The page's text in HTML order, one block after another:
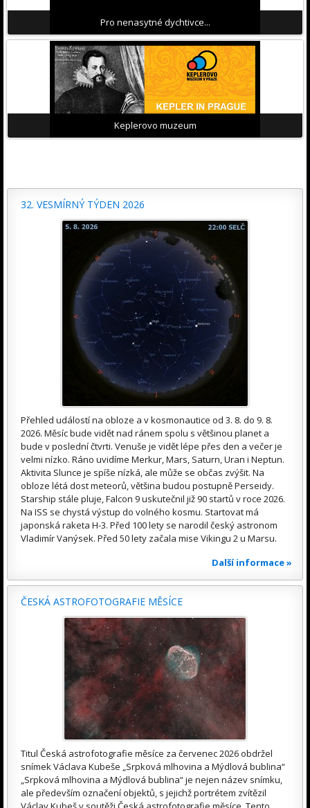
Pro nenasytné dychtivce...
Keplerovo muzeum
32. VESMÍRNÝ TÝDEN 2026
Přehled událostí na obloze a v kosmonautice od 3. 8. do 9. 8.
2026. Měsíc bude vidět nad ránem spolu s většinou planet a
bude v poslední čtvrti. Venuše je vidět lépe přes den a večer je
velmi nízko. Ráno uvidíme Merkur, Mars, Saturn, Uran i Neptun.
Aktivita Slunce je spíše nízká, ale může se občas zvýšit. Na
obloze létá dost meteorů, většina budou postupně Perseidy.
Starship stále pluje, Falcon 9 uskutečnil již 90 startů v roce 2026.
Na ISS se chystá výstup do volného kosmu. Startovat má
japonská raketa H-3. Před 100 lety se narodil český astronom
Vladimír Vanýsek. Před 50 lety začala mise Vikingu 2 u Marsu.
Další informace »
ČESKÁ ASTROFOTOGRAFIE MĚSÍCE
Titul Česká astrofotografie měsíce za červenec 2026 obdržel
snímek Václava Kubeše „Srpková mlhovina a Mýdlová bublina“
„Srpková mlhovina a Mýdlová bublina“ je nejen název snímku,
ale především označení objektů, s jejichž portrétem zvítězil